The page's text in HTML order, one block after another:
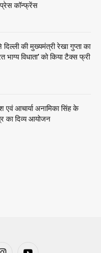
कॉन्फ्रेंस
की मुख्यमंत्री रेखा गुप्ता का
भाग्य विधाता’ को किया टैक्स फ्री
एवं आचार्या अनामिका सिंह के
का दिव्य आयोजन